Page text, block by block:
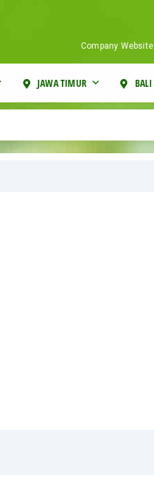
Company Website
JAWA TIMUR BALI